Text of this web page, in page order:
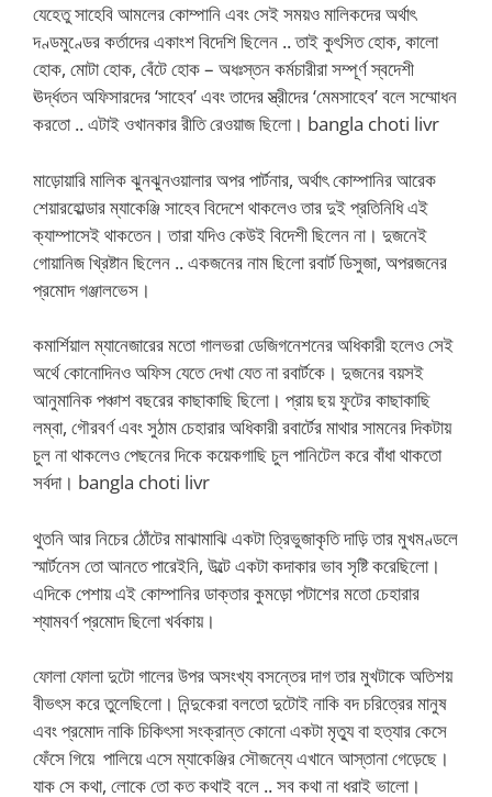
যেহেতু সাহেবি আমলের কোম্পানি এবং সেই সময়ও মালিকদের অর্থাৎ
দণ্ডমুণ্ডের কর্তাদের একাংশ বিদেশি ছিলেন .. তাই কুৎসিত হোক, কালো
হোক, মোটা হোক, বেঁটে হোক – অধঃস্তন কর্মচারীরা সম্পূর্ণ স্বদেশী
ঊর্দ্ধতন অফিসারদের ‘সাহেব’ এবং তাদের স্ত্রীদের ‘মেমসাহেব’ বলে সম্মোধন
করতো .. এটাই ওখানকার রীতি রেওয়াজ ছিলো। bangla choti livr
মাড়োয়ারি মালিক ঝুনঝুনওয়ালার অপর পার্টনার, অর্থাৎ কোম্পানির আরেক
শেয়ারহোল্ডার ম্যাকেঞ্জি সাহেব বিদেশে থাকলেও তার দুই প্রতিনিধি এই
ক্যাম্পাসেই থাকতেন। তারা যদিও কেউই বিদেশী ছিলেন না। দুজনেই
গোয়ানিজ খ্রিষ্টান ছিলেন .. একজনের নাম ছিলো রবার্ট ডিসুজা, অপরজনের
প্রমোদ গঞ্জালভেস।
কমার্শিয়াল ম্যানেজারের মতো গালভরা ডেজিগনেশনের অধিকারী হলেও সেই
অর্থে কোনোদিনও অফিস যেতে দেখা যেত না রবার্টকে। দুজনের বয়সই
আনুমানিক পঞ্চাশ বছরের কাছাকাছি ছিলো। প্রায় ছয় ফুটের কাছাকাছি
লম্বা, গৌরবর্ণ এবং সুঠাম চেহারার অধিকারী রবার্টের মাথার সামনের দিকটায়
চুল না থাকলেও পেছনের দিকে কয়েকগাছি চুল পানিটেল করে বাঁধা থাকতো
সর্বদা। bangla choti livr
থুতনি আর নিচের ঠোঁটের মাঝামাঝি একটা ত্রিভুজাকৃতি দাড়ি তার মুখমণ্ডলে
স্মার্টনেস তো আনতে পারেইনি, উল্টে একটা কদাকার ভাব সৃষ্টি করেছিলো।
এদিকে পেশায় এই কোম্পানির ডাক্তার কুমড়ো পটাশের মতো চেহারার
শ্যামবর্ণ প্রমোদ ছিলো খর্বকায়।
ফোলা ফোলা দুটো গালের উপর অসংখ্য বসন্তের দাগ তার মুখটাকে অতিশয়
বীভৎস করে তুলেছিলো। নিন্দুকেরা বলতো দুটোই নাকি বদ চরিত্রের মানুষ
এবং প্রমোদ নাকি চিকিৎসা সংক্রান্ত কোনো একটা মৃত্যু বা হত্যার কেসে
ফেঁসে গিয়ে পালিয়ে এসে ম্যাকেঞ্জির সৌজন্যে এখানে আস্তানা গেড়েছে।
যাক সে কথা, লোকে তো কত কথাই বলে .. সব কথা না ধরাই ভালো।